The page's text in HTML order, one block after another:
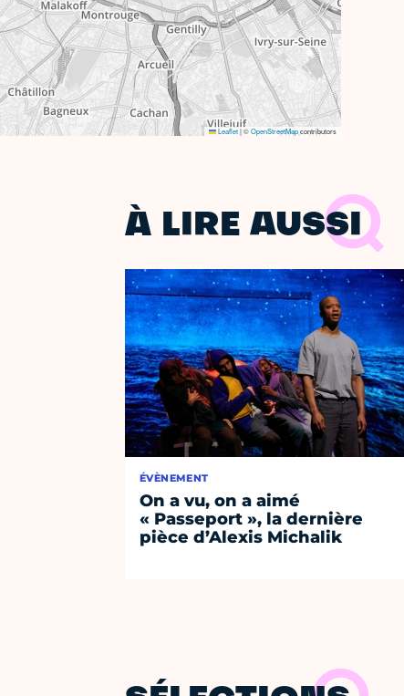
Leaflet |©OpenStreetMapcontributors
À LIRE AUSSI
ÉVÈNEMENT
On a vu, on a aimé
« Passeport », la dernière
pièce d’Alexis Michalik